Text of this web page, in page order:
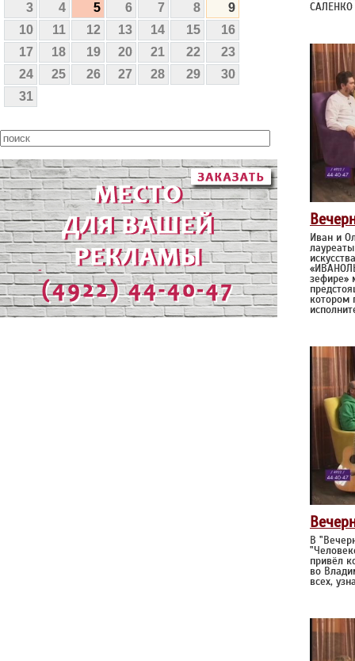
3
4 5 6 7 8
9
10
11 12 13 14 15
16
17
18 19 20 21 22
23
24
25 26 27 28 29
30
31
САЛЕНКО
Иван и
зефире»
котором
В
привёл
во
всех,